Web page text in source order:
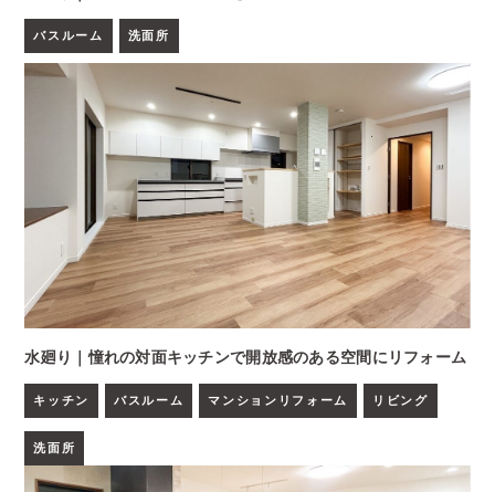
バスルーム 洗面所
水廻り｜憧れの対面キッチンで開放感のある空間にリフォーム
キッチン バスルーム マンションリフォーム リビング
洗面所